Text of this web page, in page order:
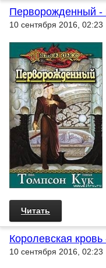
Перворожденный -
10 сентября 2016, 02:23
Читать
Королевская
10 сентября 2016, 02:23